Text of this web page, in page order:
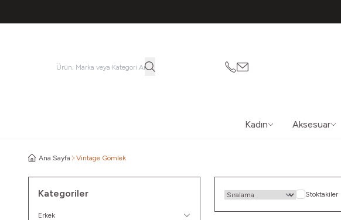
05362150565
vatkaliguve@gmail.com
Kadın Aksesuar
Ana Sayfa Vintage Gömlek
Kategoriler
Erkek
Stoktakiler